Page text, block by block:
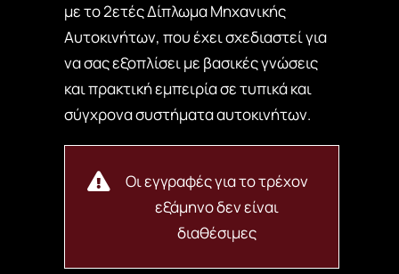
με το 2ετές Δίπλωμα Μηχανικής
Αυτοκινήτων, που έχει σχεδιαστεί για
να σας εξοπλίσει με βασικές γνώσεις
και πρακτική εμπειρία σε τυπικά και
σύγχρονα συστήματα αυτοκινήτων.
Οιεγγραφέςγιατοτρέχον
εξάμηνοδενείναι
διαθέσιμες